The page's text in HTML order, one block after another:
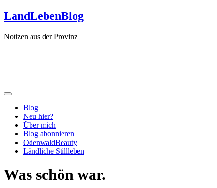
Zum
Inhalt
LandLebenBlog
Notizen aus der Provinz
Blog
Neu hier?
Über mich
Blog abonnieren
OdenwaldBeauty
Ländliche Stillleben
Was schön war.